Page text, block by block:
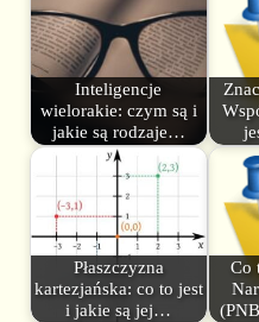
Inteligencje
wielorakie: czym są i
jakie są rodzaje…
Płaszczyzna
kartezjańska: co to jest
i jakie są jej…
Co